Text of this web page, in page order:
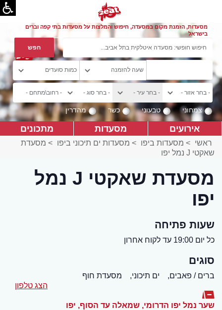
מסעדות, הזמנת מקום במסעדה, חיפוש והמלצות על מסעדות בתי קפה וברים
בישראל
צמחוני טבעוני כשר מהדרין
אירועים מסעדות מתכונים
ראשי > מסעדות ביפו > מסעדות ים תיכוני ביפו > מסעדת
שאקטי J נמל יפו
מסעדת שאקטי J נמל
יפו
שעות פתיחה
כל יום 19:00 עד לקוח אחרון
סוגים
ברים / פאבים, ים תיכוני,
מסעדת חוף
הצג טלפון
שער נמל יפו הדרומי, שמאלה עד הסוף, יפו